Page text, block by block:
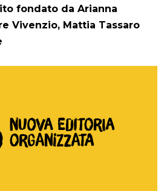
fondato da Arianna
Vivenzio, Mattia Tassaro